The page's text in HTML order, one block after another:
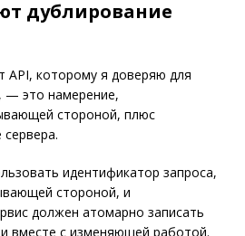
дублирование
API, которому я доверяю для
— это намерение,
стороной, плюс
идентификатор запроса,
стороной, и
должен атомарно записать
вместе с изменяющей работой.